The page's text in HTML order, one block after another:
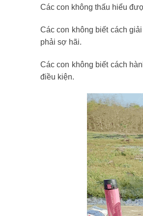
Các con không thấu hiểu
Các con không biết cách
phải sợ hãi.
Các con không biết cách
điều kiện.